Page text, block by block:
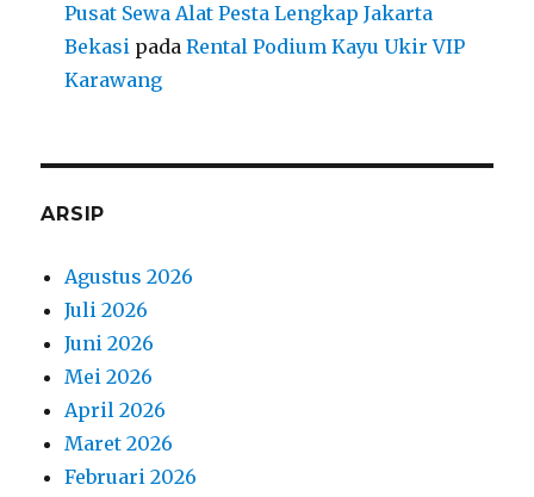
Pusat Sewa Alat Pesta Lengkap Jakarta
Bekasi padaRental Podium Kayu Ukir VIP
Karawang
ARSIP
Agustus 2026
Juli 2026
Juni 2026
Mei 2026
April 2026
Maret 2026
Februari 2026